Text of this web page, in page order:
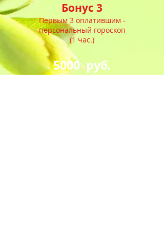
Бонус 3
Первым 3 оплатившим -
персональный гороскоп
(1 час.)
5000 руб.